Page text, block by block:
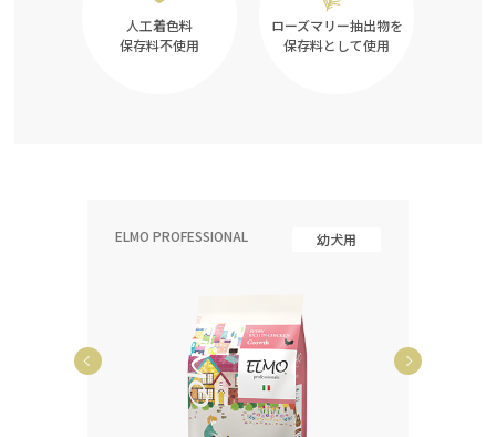
人工着色料
保存料不使用
ローズマリー抽出物を
保存料として使用
ELMO PROFESSIONAL 幼犬用